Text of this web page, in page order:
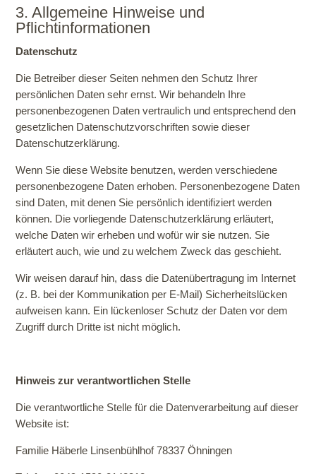
3. Allgemeine Hinweise und
Pflichtinformationen
Datenschutz
Die Betreiber dieser Seiten nehmen den Schutz Ihrer
persönlichen Daten sehr ernst. Wir behandeln Ihre
personenbezogenen Daten vertraulich und entsprechend den
gesetzlichen Datenschutzvorschriften sowie dieser
Datenschutzerklärung.
Wenn Sie diese Website benutzen, werden verschiedene
personenbezogene Daten erhoben. Personenbezogene Daten
sind Daten, mit denen Sie persönlich identifiziert werden
können. Die vorliegende Datenschutzerklärung erläutert,
welche Daten wir erheben und wofür wir sie nutzen. Sie
erläutert auch, wie und zu welchem Zweck das geschieht.
Wir weisen darauf hin, dass die Datenübertragung im Internet
(z. B. bei der Kommunikation per E-Mail) Sicherheitslücken
aufweisen kann. Ein lückenloser Schutz der Daten vor dem
Zugriff durch Dritte ist nicht möglich.
Hinweis zur verantwortlichen Stelle
Die verantwortliche Stelle für die Datenverarbeitung auf dieser
Website ist:
Familie Häberle Linsenbühlhof 78337 Öhningen